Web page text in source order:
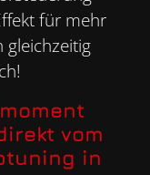
für mehr
gleichzeitig
vom
in